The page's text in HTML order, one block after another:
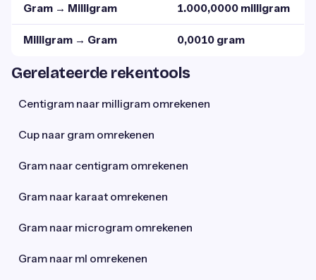
Gram → Milligram 1.000,0000 milligram
Milligram → Gram 0,0010 gram
Gerelateerde rekentools
Centigram naar milligram omrekenen
Cup naar gram omrekenen
Gram naar centigram omrekenen
Gram naar karaat omrekenen
Gram naar microgram omrekenen
Gram naar ml omrekenen